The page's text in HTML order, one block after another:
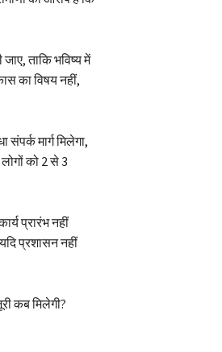
ताकि भविष्य में
का विषय नहीं,
मार्ग मिलेगा,
को 2 से 3
प्रारंभ नहीं
प्रशासन नहीं
कब मिलेगी?